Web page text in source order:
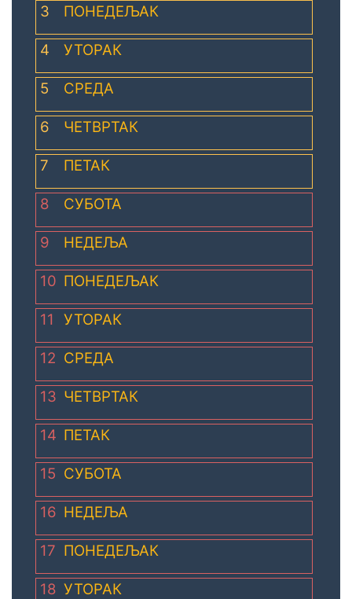
3 ПОНЕДЕЉАК
4 УТОРАК
5 СРЕДА
6 ЧЕТВРТАК
7 ПЕТАК
8 СУБОТА
9 НЕДЕЉА
10 ПОНЕДЕЉАК
11 УТОРАК
12 СРЕДА
13 ЧЕТВРТАК
14 ПЕТАК
15 СУБОТА
16 НЕДЕЉА
17 ПОНЕДЕЉАК
18 УТОРАК